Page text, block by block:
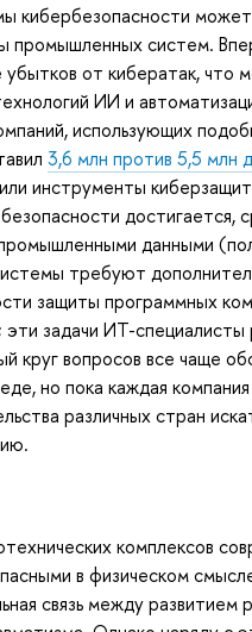
кибербезопасности
промышленных систем.
от кибератак, что
ИИ и
использующих
3,6 млн против 5,5 млн
инструменты
достигается,
данными
требуют
защиты программных
задачи ИТ-
круг вопросов все чаще
но пока каждая
различных стран
комплексов
в физическом
связь между развитием